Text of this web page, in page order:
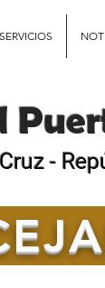
SERVICIOS
-